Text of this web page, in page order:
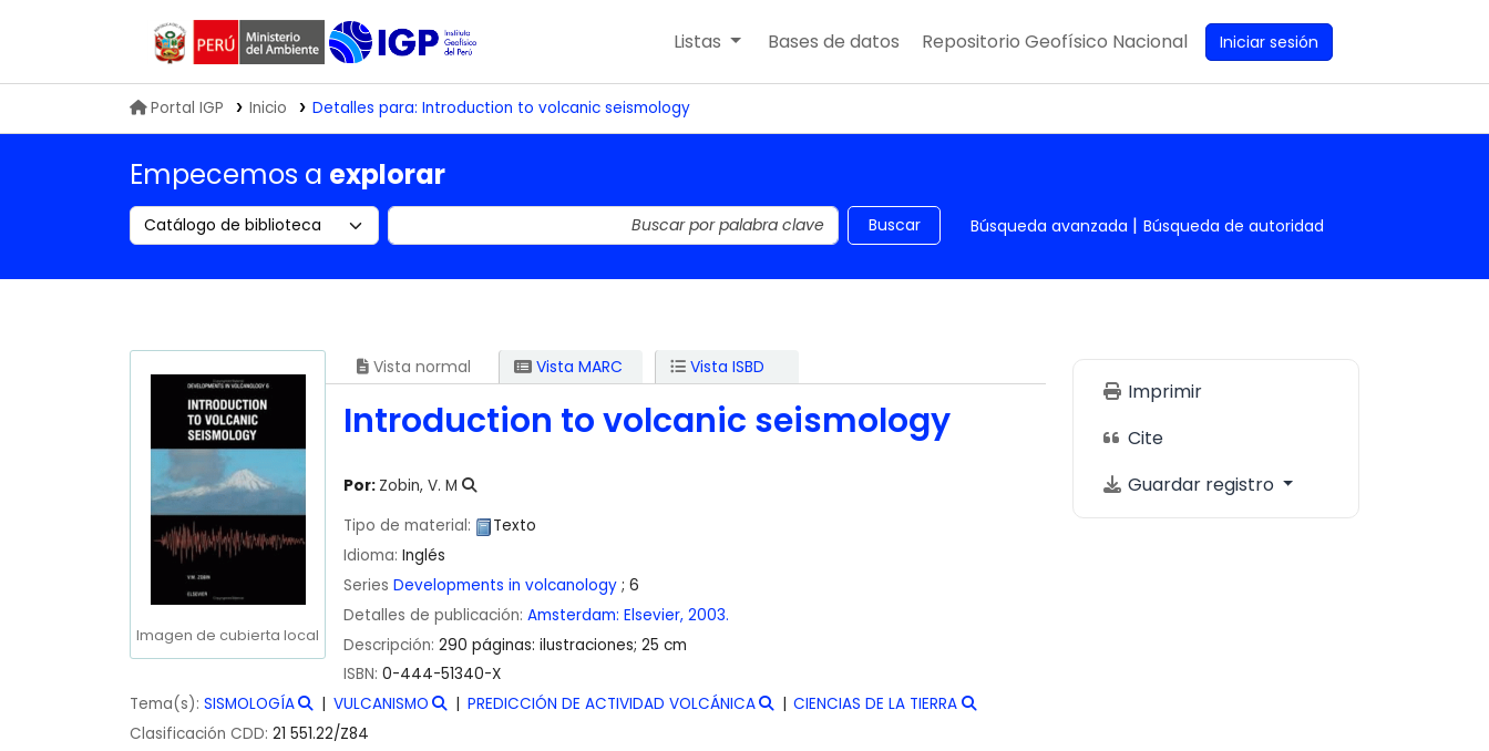
Biblioteca IGP
Listas Bases de datos Repositorio Geofísico Nacional Iniciar sesión
Portal IGP Inicio Detalles para: Introduction to volcanic seismology
Empecemos a explorar
Search the catalog by: Buscar en el catálogo por palabra clave Buscar Búsqueda avanzada Búsqueda de autoridad
Imagen de cubierta local
Vista normal Vista MARC Vista ISBD
Introduction to volcanic seismology
Por: Zobin, V. M
Tipo de material:
Texto
Idioma: Inglés
Series Developments in volcanology ; 6
Detalles de publicación: Amsterdam: Elsevier, 2003.
Descripción: 290 páginas: ilustraciones; 25 cm
ISBN: 0-444-51340-X
Tema(s): SISMOLOGÍA VULCANISMO PREDICCIÓN DE ACTIVIDAD VOLCÁNICA
CIENCIAS DE LA TIERRA
Clasificación CDD: 21 551.22/Z84
Imprimir
Cite
Guardar registro